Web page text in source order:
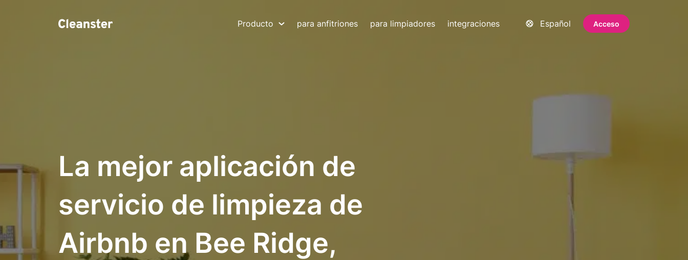
Producto para anfitriones para limpiadores integraciones Español Acceso
La mejor aplicación de
servicio de limpieza de
Airbnb en Bee Ridge,